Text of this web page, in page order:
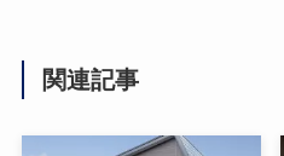
関連記事